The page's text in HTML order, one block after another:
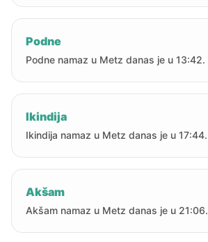
Podne
Podne namaz u Metz danas je u 13:42.
Ikindija
Ikindija namaz u Metz danas je u 17:44.
Akšam
Akšam namaz u Metz danas je u 21:06.